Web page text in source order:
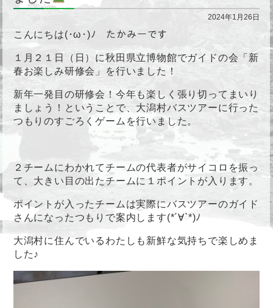
2024年1月26日
こんにちは(･ω･)ﾉ たかみーです
１月２１日（日）に秋田県立博物館でガイドの会「新
春お楽しみ研修会」を行いました！
新年一発目の研修会！今年も楽しく張り切ってまいり
ましょう！ということで、大潟村バスツアーに行った
つもりのすごろくゲームを行いました。
２チームにわかれてチームの代表者がサイコロを振っ
て、大きい目の出たチームに１ポイントが入ります。
ポイントが入ったチームは実際にバスツアーのガイド
さんになったつもりで案内します(*´∀`*)ﾉ
大潟村に住んでいるわたしも新鮮な気持ちで楽しめま
した♪